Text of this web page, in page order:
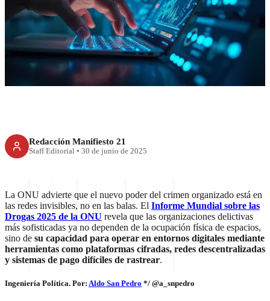
De los cárteles a los clics. El
nuevo poder del crimen está en
las redes
Redacción Manifiesto 21
Staff Editorial • 30 de junio de 2025
La ONU advierte que el nuevo poder del crimen organizado está en
las redes invisibles, no en las balas. El Informe Mundial sobre las
Drogas 2025 de la ONU revela que las organizaciones delictivas
más sofisticadas ya no dependen de la ocupación física de espacios,
sino de su capacidad para operar en entornos digitales mediante
herramientas como plataformas cifradas, redes descentralizadas
y sistemas de pago difíciles de rastrear.
Ingeniería Política. Por: Aldo San Pedro */ @a_snpedro